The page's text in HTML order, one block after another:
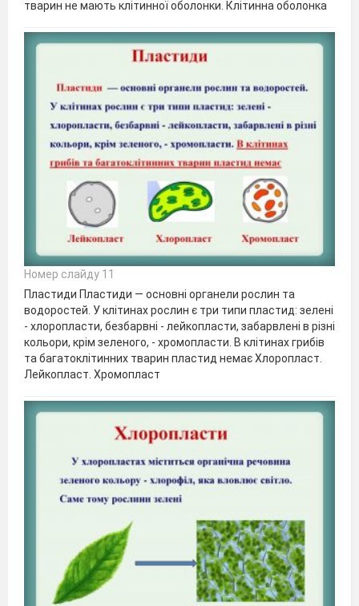
тварин не мають клітинної оболонки. Клітинна оболонка
Номер слайду 11
Пластиди Пластиди — основні органели рослин та
водоростей. У клітинах рослин є три типи пластид: зелені
- хлоропласти, безбарвні - лейкопласти, забарвлені в різні
кольори, крім зеленого, - хромопласти. В клітинах грибів
та багатоклітинних тварин пластид немає Хлоропласт.
Лейкопласт. Хромопласт